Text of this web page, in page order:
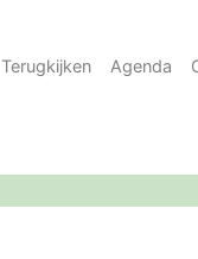
Terugkijken Agenda